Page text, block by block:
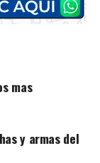
mas
y armas del